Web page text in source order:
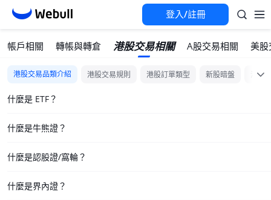
登入/註冊
帳戶相關 轉帳與轉倉 港股交易相關 A股交易相關 美股
港股交易品類介紹 港股交易規則 港股訂單類型 新股暗盤 港股
什麼是 ETF？
什麼是牛熊證？
什麼是認股證/窩輪？
什麼是界內證？